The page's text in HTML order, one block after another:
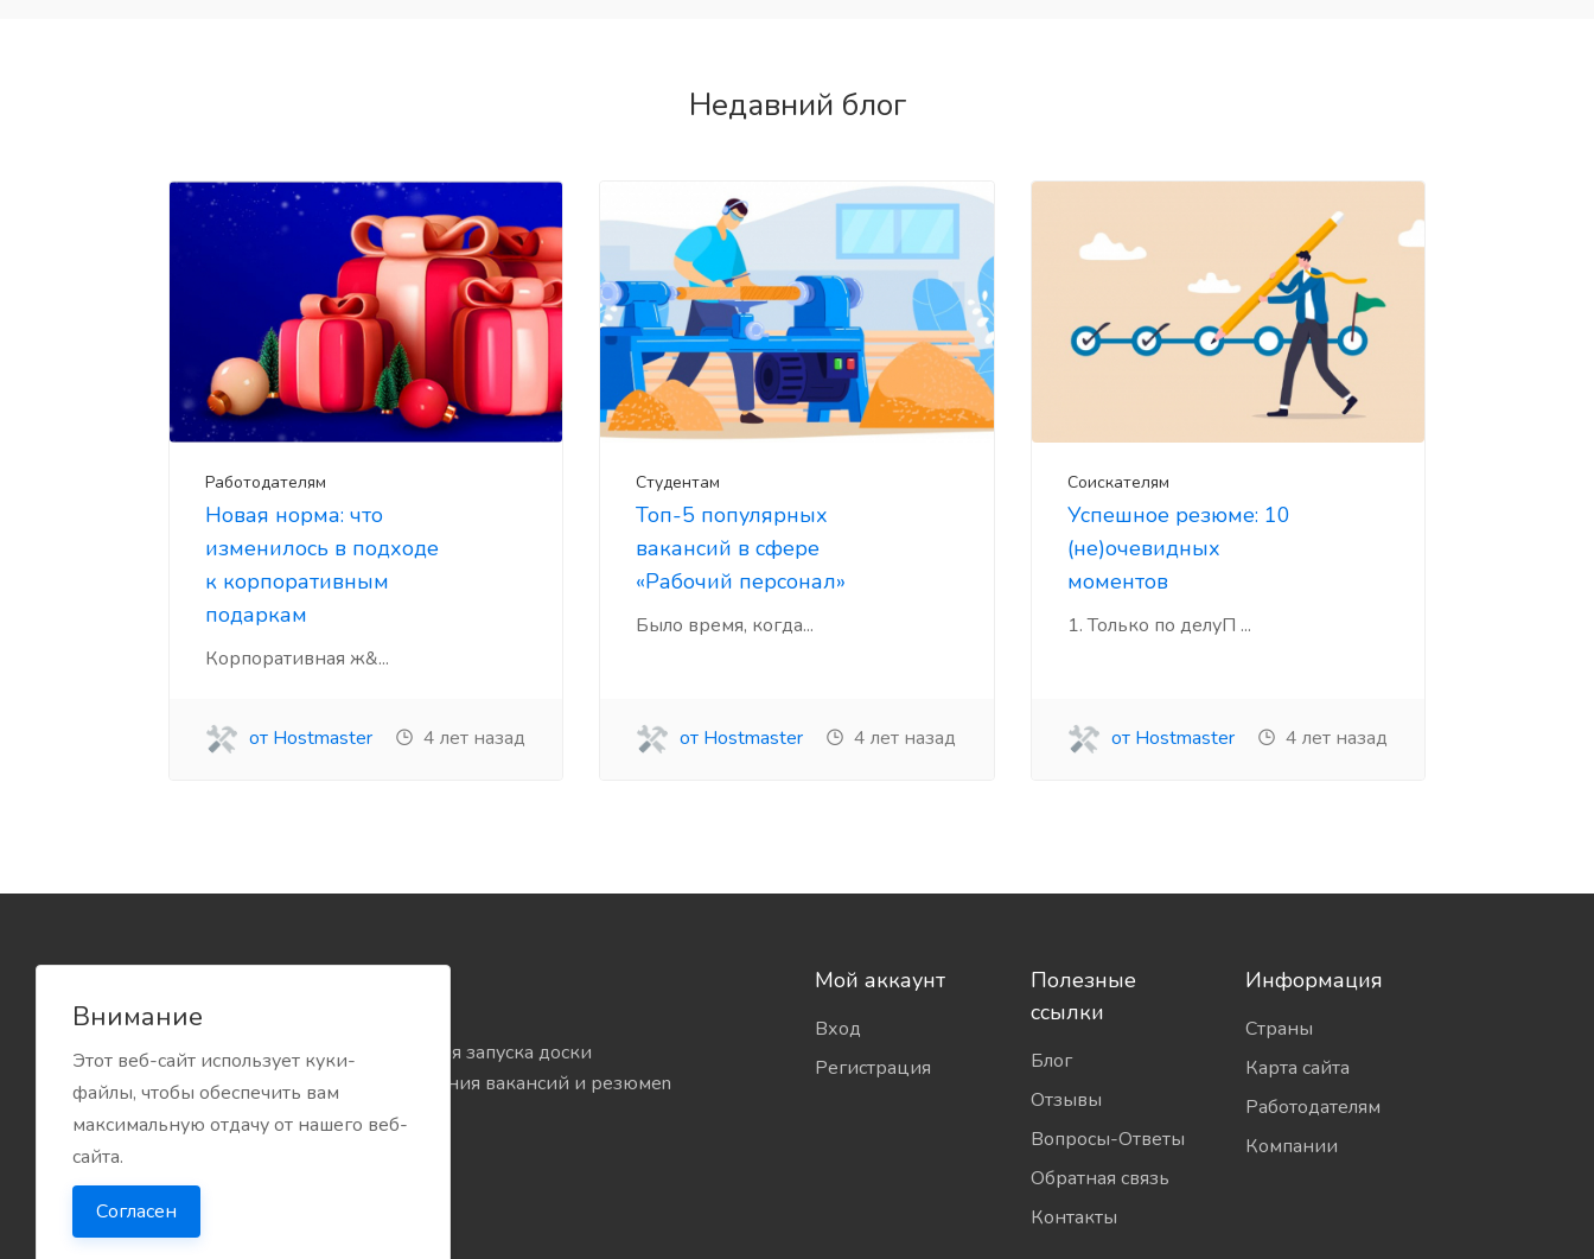
Недавний блог
Работодателям
Новая норма: что
изменилось в подходе
к корпоративным
подаркам
Корпоративная ж&...
от Hostmaster 4 лет назад
Студентам
Топ-5 популярных
вакансий в сфере
«Рабочий персонал»
Было время, когда...
от Hostmaster 4 лет назад
Соискателям
Успешное резюме: 10
(не)очевидных
моментов
1. Только по делуП ...
от Hostmaster 4 лет назад
Демо версия системы Jobber для запуска доски
объявлений поиска и размещения вакансий и резюмеn
Мой аккаунт
Вход
Регистрация
Полезные
ссылки
Блог
Отзывы
Вопросы-Ответы
Обратная связь
Контакты
Информация
Страны
Карта сайта
Работодателям
Компании
Внимание
Этот веб-сайт использует куки-
файлы, чтобы обеспечить вам
максимальную отдачу от нашего веб-
сайта.
Согласен